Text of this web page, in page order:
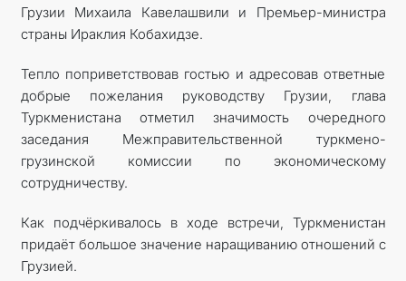
Грузии Михаила Кавелашвили и Премьер-министра
страны Ираклия Кобахидзе.
Тепло поприветствовав гостью и адресовав ответные
добрые пожелания руководству Грузии, глава
Туркменистана отметил значимость очередного
заседания Межправительственной туркмено-
грузинской комиссии по экономическому
сотрудничеству.
Как подчёркивалось в ходе встречи, Туркменистан
придаёт большое значение наращиванию отношений с
Грузией.